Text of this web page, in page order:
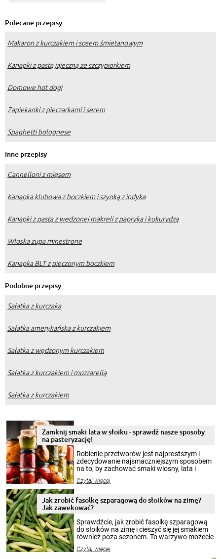
Polecane przepisy
Makaron z kurczakiem i sosem śmietanowym
Kanapki z pastą jajeczną ze szczypiorkiem
Domowe hot dogi
Zapiekanki z pieczarkami i serem
Spaghetti bolognese
Inne przepisy
Cannelloni z mięsem
Kanapka klubowa z boczkiem i szynką z indyka
Kanapki z pastą z wędzonej makreli z papryką i kukurydzą
Włoska zupa minestrone
Kanapka BLT z pieczonym boczkiem
Podobne przepisy
Sałatka z kurczaka
Sałatka amerykańska z kurczakiem
Sałatka z wędzonym kurczakiem
Sałatka z kurczakiem i mozzarellą
Sałatka z kurczakiem
Zamknij smaki lata w słoiku - sprawdź nasze sposoby
na pasteryzację!
Robienie przetworów jest najprostszym i
zdecydowanie najsmaczniejszym sposobem
na to, by zachować smaki wiosny, lata i
krajobrazów, by cieszyć nimi oko w sezonie
pełni poczuć atmosferę cieplejszych
miesięcy. Przygotowanie słoików ze
patenty, które pozwolą zachować świeżość
przetworów.
Czytaj więcej
Jak zrobić fasolkę szparagową do słoików na zimę?
Jak zawekować?
Sprawdźcie, jak zrobić fasolkę szparagową
do słoików na zimę i cieszyć się jej smakiem
również poza sezonem. To warzywo możecie
nasze propozycje!
Czytaj więcej